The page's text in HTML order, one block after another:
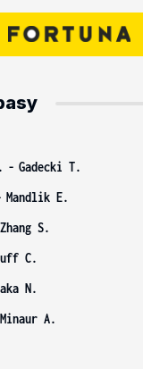
- Gadecki T.
Mandlik E.
Zhang S.
C.
N.
A.